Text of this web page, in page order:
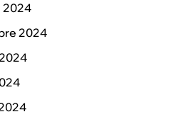
2024